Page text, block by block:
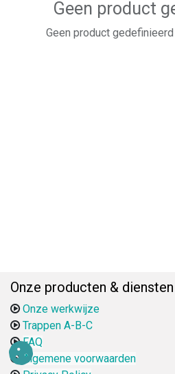
Geen product
Geen product
Onze producten & diensten
Onze werkwijze
Trappen A-B-C
FAQ
Algemene voorwaarden